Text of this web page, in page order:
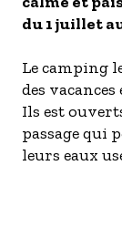
- Les
S'inscrire à
du 1 juillet
Le camping
des
Ils est
passage qui
leurs eaux
juillet et